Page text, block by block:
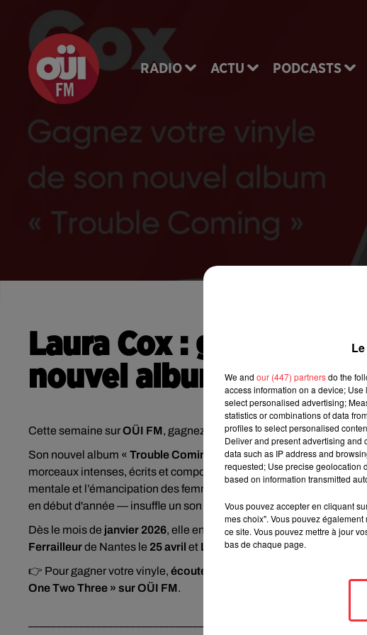
RADIO ACTU PODCASTS
Laura Cox : gagnez
nouvel album «
Cette semaine surOÜI FM, gagnez votre vinyledu nouvel album
Son nouvel album « Trouble Coming
confirme la montée en
morceaux intenses, écrits et composés par elle-même, mêlant
mentale et l’émancipation des femmes. Aux commandes de la
en début d'année — insuffle un son actuel, entre blues brûlant et
Dès le mois de janvier 2026, elle entamera une tournée
Ferrailleurde Nantes le 25 avril et Le Trianonà Parisle10 avril
👉 Pour gagner votre vinyle, écoutez le Morning Rock d'Arnold
One Two Three » sur OÜI FM.
We and our (447) partnersdo the
access information on a device;
select personalised advertising;
statistics or combinations of data
profiles to select personalised
Deliver and present advertising and
data such as IP address and
requested; Use precise geolocation
based on information transmitted
Vous pouvez accepter en cliquant
mes choix". Vous pouvez
ce site. Vous pouvez mettre à jour
bas de chaque page.